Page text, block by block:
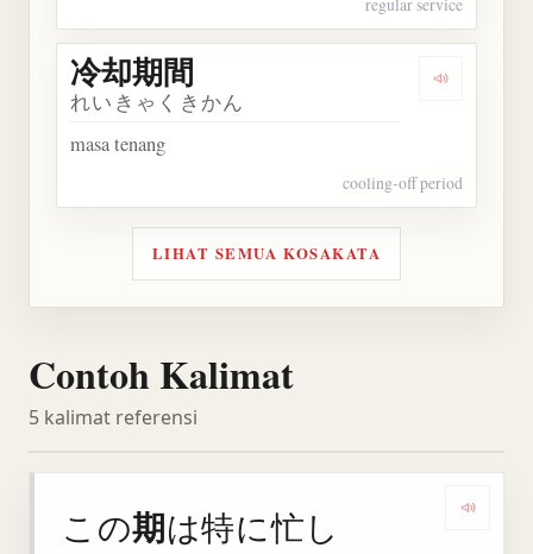
Dengarkan
冷却期間
れいきゃくきかん
masa tenang
cooling-off period
LIHAT SEMUA KOSAKATA
Contoh Kalimat
5 kalimat referensi
この期は特に忙し